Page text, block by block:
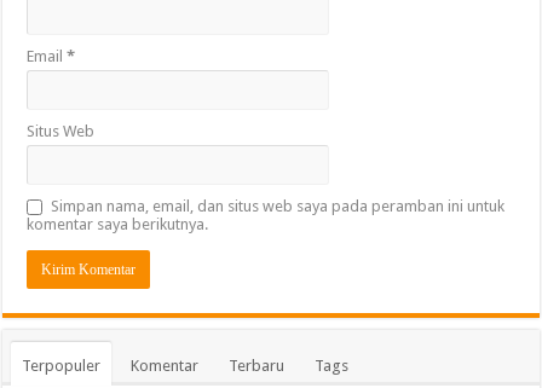
Email*
Situs Web
Simpan nama, email, dan situs web saya pada peramban ini untuk
komentar saya berikutnya.
Terpopuler Komentar Terbaru Tags